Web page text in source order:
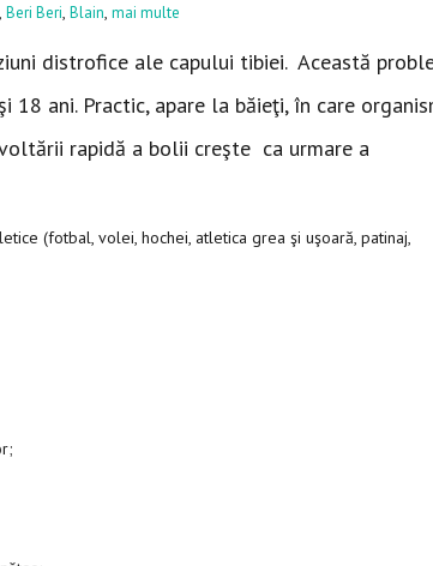
, Beri Beri, Blain, mai multe
distrofice ale capului tibiei. Această
ani. Practic, apare la băieţi, în care
rapidă a bolii creşte ca urmare a
(fotbal, volei, hochei, atletica grea şi uşoară, patinaj,